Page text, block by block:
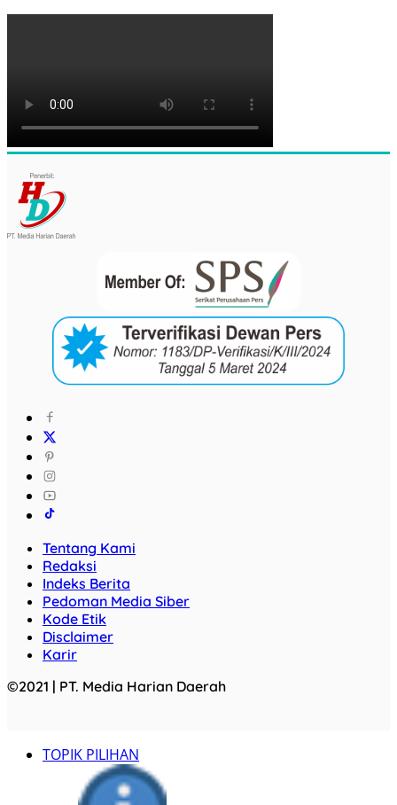
Tentang Kami
Redaksi
Indeks Berita
Pedoman Media Siber
Kode Etik
Disclaimer
Karir
©2021 | PT. Media Harian Daerah
TOPIK PILIHAN